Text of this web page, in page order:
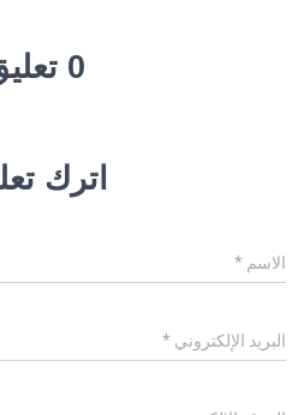
0 تعليق
اترك
الاسم *
البريد الإلكتروني *